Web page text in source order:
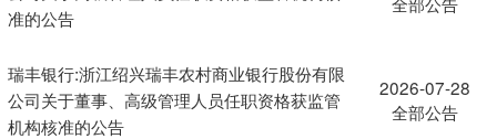
准的公告
瑞丰银行:浙江绍兴瑞丰农村商业银行股份有限
公司关于董事、高级管理人员任职资格获监管
机构核准的公告
2026-07-28
全部公告